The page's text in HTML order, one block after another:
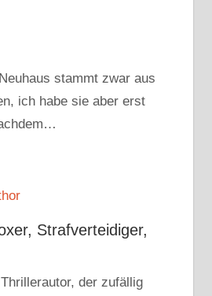
stammt zwar aus
ich habe sie aber erst
Strafverteidiger,
der zufällig